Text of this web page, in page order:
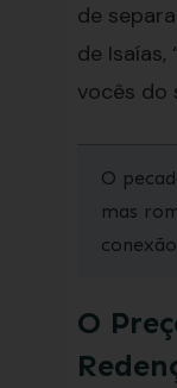
de
de Isaías,
vocês do
O
mas
O